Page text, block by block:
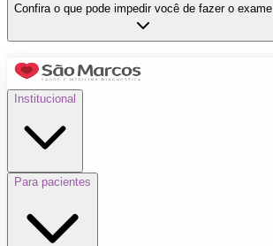
Confira o que pode impedir você de fazer o exame
Institucional
Para pacientes